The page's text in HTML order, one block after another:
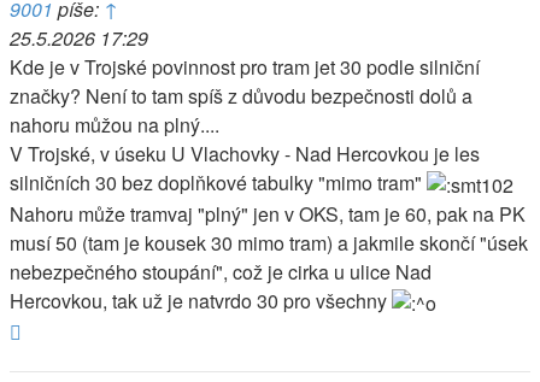
9001 píše: ↑
25.5.2026 17:29
Kde je v Trojské povinnost pro tram jet 30 podle silniční
značky? Není to tam spíš z důvodu bezpečnosti dolů a
nahoru můžou na plný....
V Trojské, v úseku U Vlachovky - Nad Hercovkou je les
silničních 30 bez doplňkové tabulky "mimo tram"
Nahoru může tramvaj "plný" jen v OKS, tam je 60, pak na PK
musí 50 (tam je kousek 30 mimo tram) a jakmile skončí "úsek
nebezpečného stoupání", což je cirka u ulice Nad
Hercovkou, tak už je natvrdo 30 pro všechny